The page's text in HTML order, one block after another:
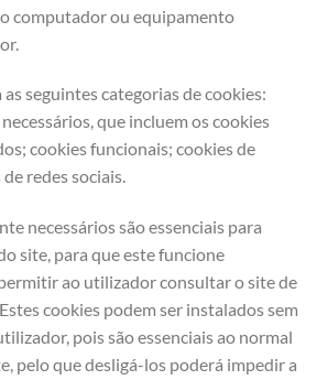
computador ou equipamento
seguintes categorias de cookies:
que incluem os cookies
cookies funcionais; cookies de
redes sociais.
necessários são essenciais para
site, para que este funcione
ao utilizador consultar o site de
cookies podem ser instalados sem
pois são essenciais ao normal
pelo que desligá-los poderá impedir a